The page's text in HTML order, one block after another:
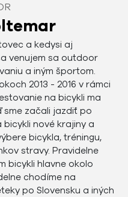
a kedysi aj
venujem sa outdoor
a iným športom.
2013 - 2016 v rámci
na bicykli ma
sme začali jazdiť po
nové krajiny a
bicykla, tréningu,
stravy. Pravidelne
bicykli hlavne okolo
chodíme na
po Slovensku a iných